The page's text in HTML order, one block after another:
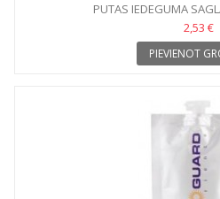
PUTAS IEDEGUMA
2,53 €
PIEVIENOT